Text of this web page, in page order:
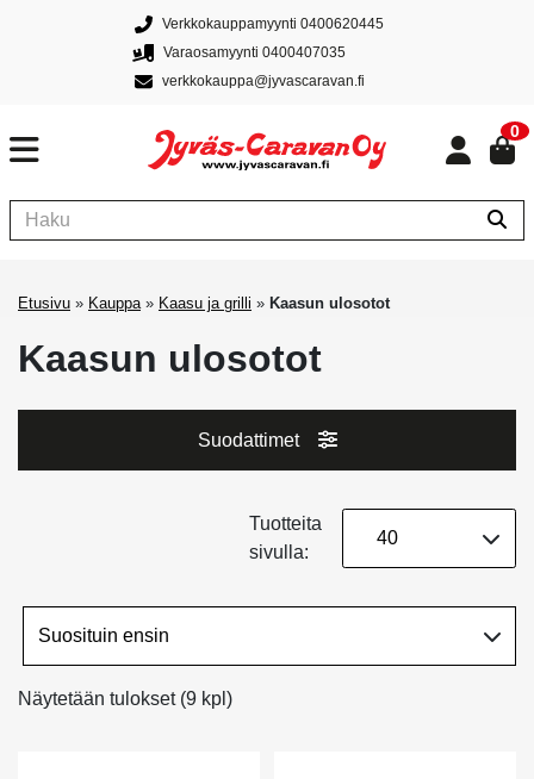
Verkkokauppamyynti 0400620445
Varaosamyynti 0400407035
verkkokauppa@jyvascaravan.fi
0
Etusivu » Kauppa» Kaasu ja grilli » Kaasun ulosotot
Kaasun ulosotot
Suodattimet
Näytetään tulokset (9 kpl)
Tuotteita
sivulla: